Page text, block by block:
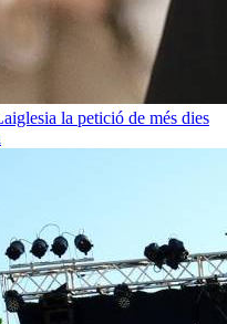
la petició de més dies